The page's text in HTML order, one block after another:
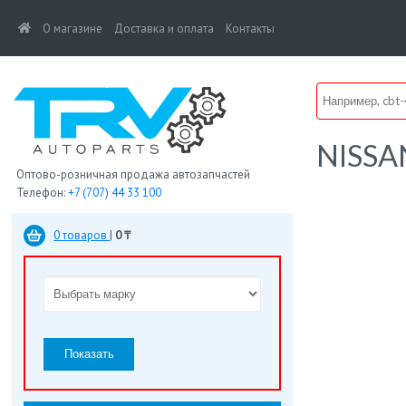
(current)
О магазине Доставка и оплата Контакты
Оптово-розничная продажа автозапчастей
Телефон:+7 (707) 44 33 100
0 товаров | 0 ₸
Показать